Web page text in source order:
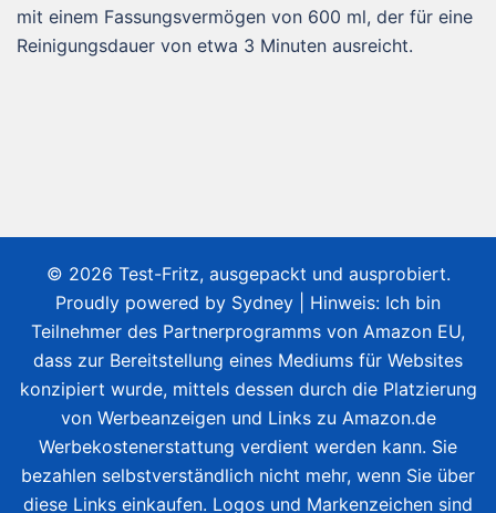
mit einem Fassungsvermögen von 600 ml, der für eine
Reinigungsdauer von etwa 3 Minuten ausreicht.
© 2026 Test-Fritz, ausgepackt und ausprobiert.
Proudly powered by Sydney | Hinweis: Ich bin
Teilnehmer des Partnerprogramms von Amazon EU,
dass zur Bereitstellung eines Mediums für Websites
konzipiert wurde, mittels dessen durch die Platzierung
von Werbeanzeigen und Links zu Amazon.de
Werbekostenerstattung verdient werden kann. Sie
bezahlen selbstverständlich nicht mehr, wenn Sie über
diese Links einkaufen. Logos und Markenzeichen sind